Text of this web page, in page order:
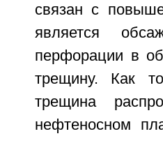
связан с
является
перфорации в
трещину. Как
трещина
нефтеносном